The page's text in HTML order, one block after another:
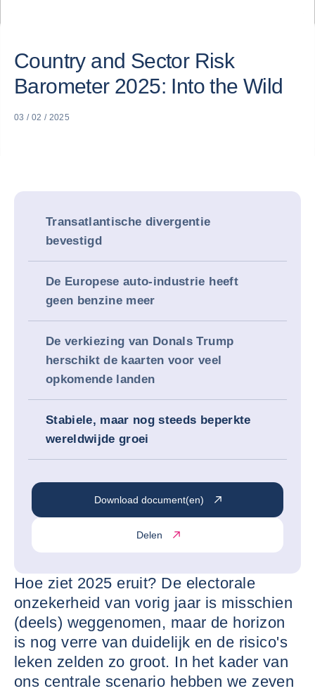
Country and Sector Risk
Barometer 2025: Into the Wild
03 / 02 / 2025
Transatlantische divergentie
bevestigd
De Europese auto-industrie heeft
geen benzine meer
De verkiezing van Donals Trump
herschikt de kaarten voor veel
opkomende landen
Stabiele, maar nog steeds beperkte
wereldwijde groei
Download document(en)
Delen
Hoe ziet 2025 eruit? De electorale
onzekerheid van vorig jaar is misschien
(deels) weggenomen, maar de horizon
is nog verre van duidelijk en de risico's
leken zelden zo groot. In het kader van
ons centrale scenario hebben we zeven